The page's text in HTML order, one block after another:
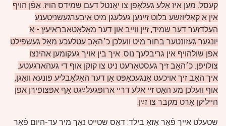
קעסל. מען איז אַלע געלאָפן צו יאָנטל דעם שמידס הויז. אַפֿן הויף
אין אַ קאַליוזשע בלוט זײַנען געלעגן מיט איבערגעשניטענע
העלדזער דער שמיד, זײַן ווייב און דער מאָלאָטאַבראַיעץ - אַ
יונגער געזונטער בחור מיט וועלכן כ׳האָב עטלעכע מאָל געשפּילט
אפן שולהויף אין גריבלעך נוס. איך בין אויך געקומען אהינצו
צולויפן. כ׳האָב זיך געסטאַרעט ניט צו קוקן אוף די געהארגעטע.
איך האָב זיך אויכעט אָנגעכאַפּט אָן דער האַלאָבליע פּונעא וואָגן,
אוף וועלכן מע האָט זיי אלע דריי ארופּגעלײַגט אַף אפּצופירן אפן
הייליקן אָרט מקבר צו זײַן.
שטעלט אייך פֿאָר אַזאַ בילד: דאָס שטייט נאָך מיר עד-היום פֿאָר